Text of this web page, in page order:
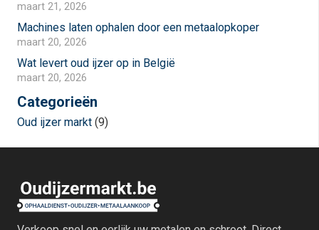
maart 21, 2026
Machines laten ophalen door een metaalopkoper
maart 20, 2026
Wat levert oud ijzer op in België
maart 20, 2026
Categorieën
Oud ijzer markt (9)